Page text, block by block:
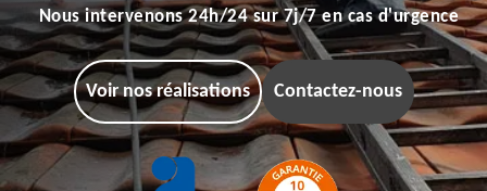
Nous intervenons 24h/24 sur 7j/7 en cas d'urgence
Voir nos réalisations Contactez-nous